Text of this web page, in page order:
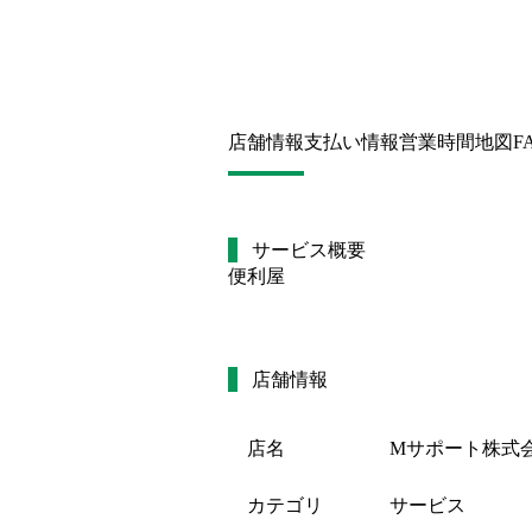
店舗情報支払い情報営業時間地図
サービス概要
便利屋
店舗情報
店名 Mサポート株式
カテゴリ サービス